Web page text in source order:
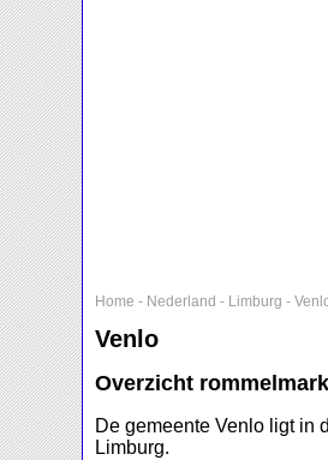
Home - Nederland - Limburg -
Venlo
Overzicht
De gemeente Venlo ligt in
Limburg.